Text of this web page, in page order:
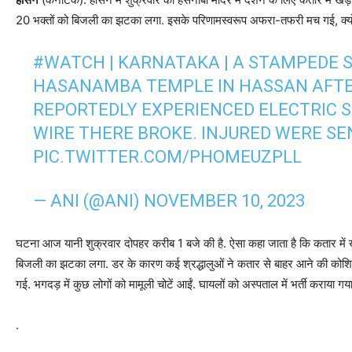
20 भक्तों को बिजली का झटका लगा. इसके परिणामस्वरूप अफरा-तफरी मच गई,
#WATCH | KARNATAKA | A STAMPEDE
HASANAMBA TEMPLE IN HASSAN
REPORTEDLY EXPERIENCED ELECTRIC
WIRE THERE BROKE. INJURED WERE
PIC.TWITTER.COM/PHOMEUZPLL
— ANI (@ANI) NOVEMBER 10, 2023
घटना आज यानी शुक्रवार दोपहर करीब 1 बजे की है. ऐसा कहा जाता है कि
बिजली का झटका लगा. डर के कारण कई श्रद्धालुओं ने कतार से बाहर आने की
गई. भगदड़ में कुछ लोगों को मामूली चोटें आईं. घायलों को अस्पताल में भर्ती कराया
.